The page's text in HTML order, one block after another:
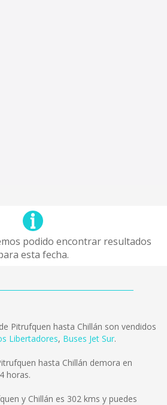
podido encontrar resultados
esta fecha.
Pitrufquen hasta Chillán son vendidos
Libertadores, Buses Jet Sur.
hasta Chillán demora en
horas.
y Chillán es 302 kms y puedes